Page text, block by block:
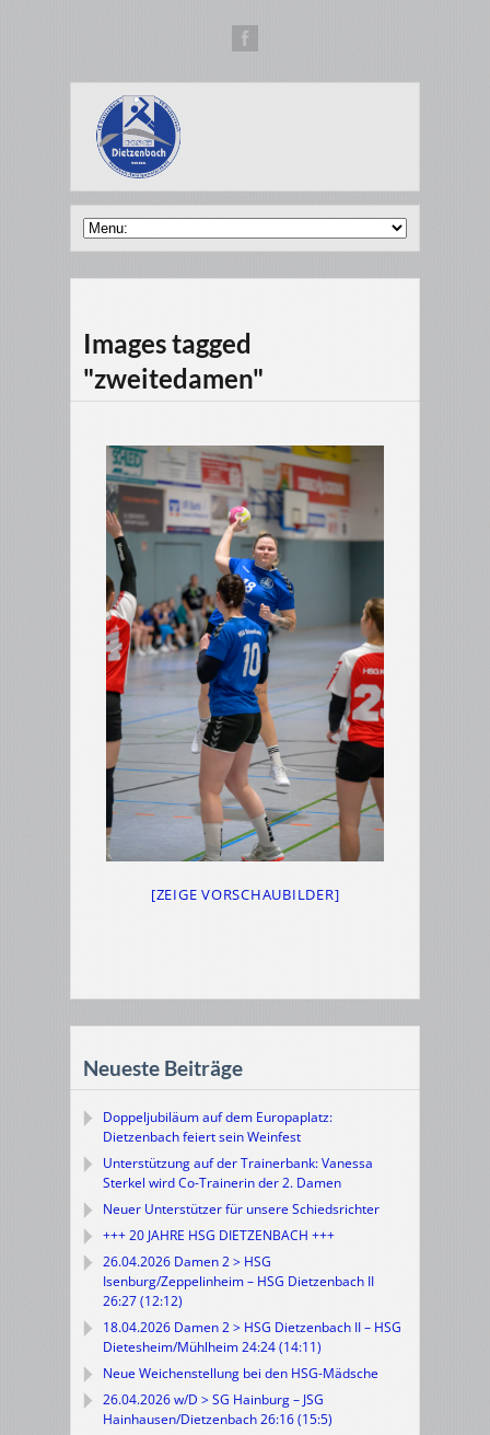
Images tagged
"zweitedamen"
[ZEIGE VORSCHAUBILDER]
Neueste Beiträge
Doppeljubiläum auf dem Europaplatz:
Dietzenbach feiert sein Weinfest
Unterstützung auf der Trainerbank: Vanessa
Sterkel wird Co-Trainerin der 2. Damen
Neuer Unterstützer für unsere Schiedsrichter
+++ 20 JAHRE HSG DIETZENBACH +++
26.04.2026 Damen 2 > HSG
Isenburg/Zeppelinheim – HSG Dietzenbach II
26:27 (12:12)
18.04.2026 Damen 2 > HSG Dietzenbach II – HSG
Dietesheim/Mühlheim 24:24 (14:11)
Neue Weichenstellung bei den HSG-Mädsche
26.04.2026 w/D > SG Hainburg – JSG
Hainhausen/Dietzenbach 26:16 (15:5)